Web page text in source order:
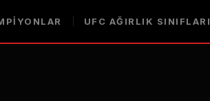
UFC AĞIRLIK SINIFLARI